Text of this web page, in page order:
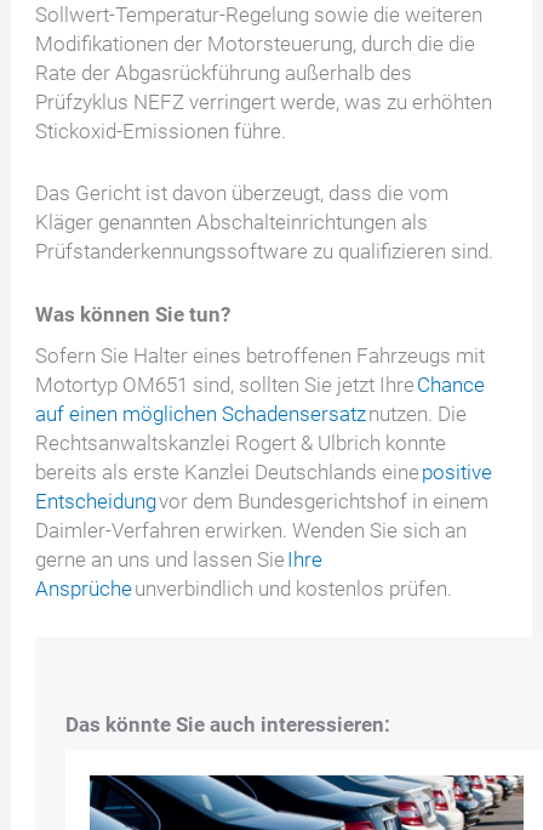
Sollwert-Temperatur-Regelung sowie die weiteren
Modifikationen der Motorsteuerung, durch die die
Rate der Abgasrückführung außerhalb des
Prüfzyklus NEFZ verringert werde, was zu erhöhten
Stickoxid-Emissionen führe.
Das Gericht ist davon überzeugt, dass die vom
Kläger genannten Abschalteinrichtungen als
Prüfstanderkennungssoftware zu qualifizieren sind.
Was können Sie tun?
Sofern Sie Halter eines betroffenen Fahrzeugs mit
Motortyp OM651 sind, sollten Sie jetzt Ihre Chance
auf einen möglichen Schadensersatznutzen. Die
Rechtsanwaltskanzlei Rogert & Ulbrich konnte
bereits als erste Kanzlei Deutschlands eine positive
Entscheidungvor dem Bundesgerichtshof in einem
Daimler-Verfahren erwirken. Wenden Sie sich an
gerne an uns und lassen Sie Ihre
Ansprücheunverbindlich und kostenlos prüfen.
Das könnte Sie auch interessieren: